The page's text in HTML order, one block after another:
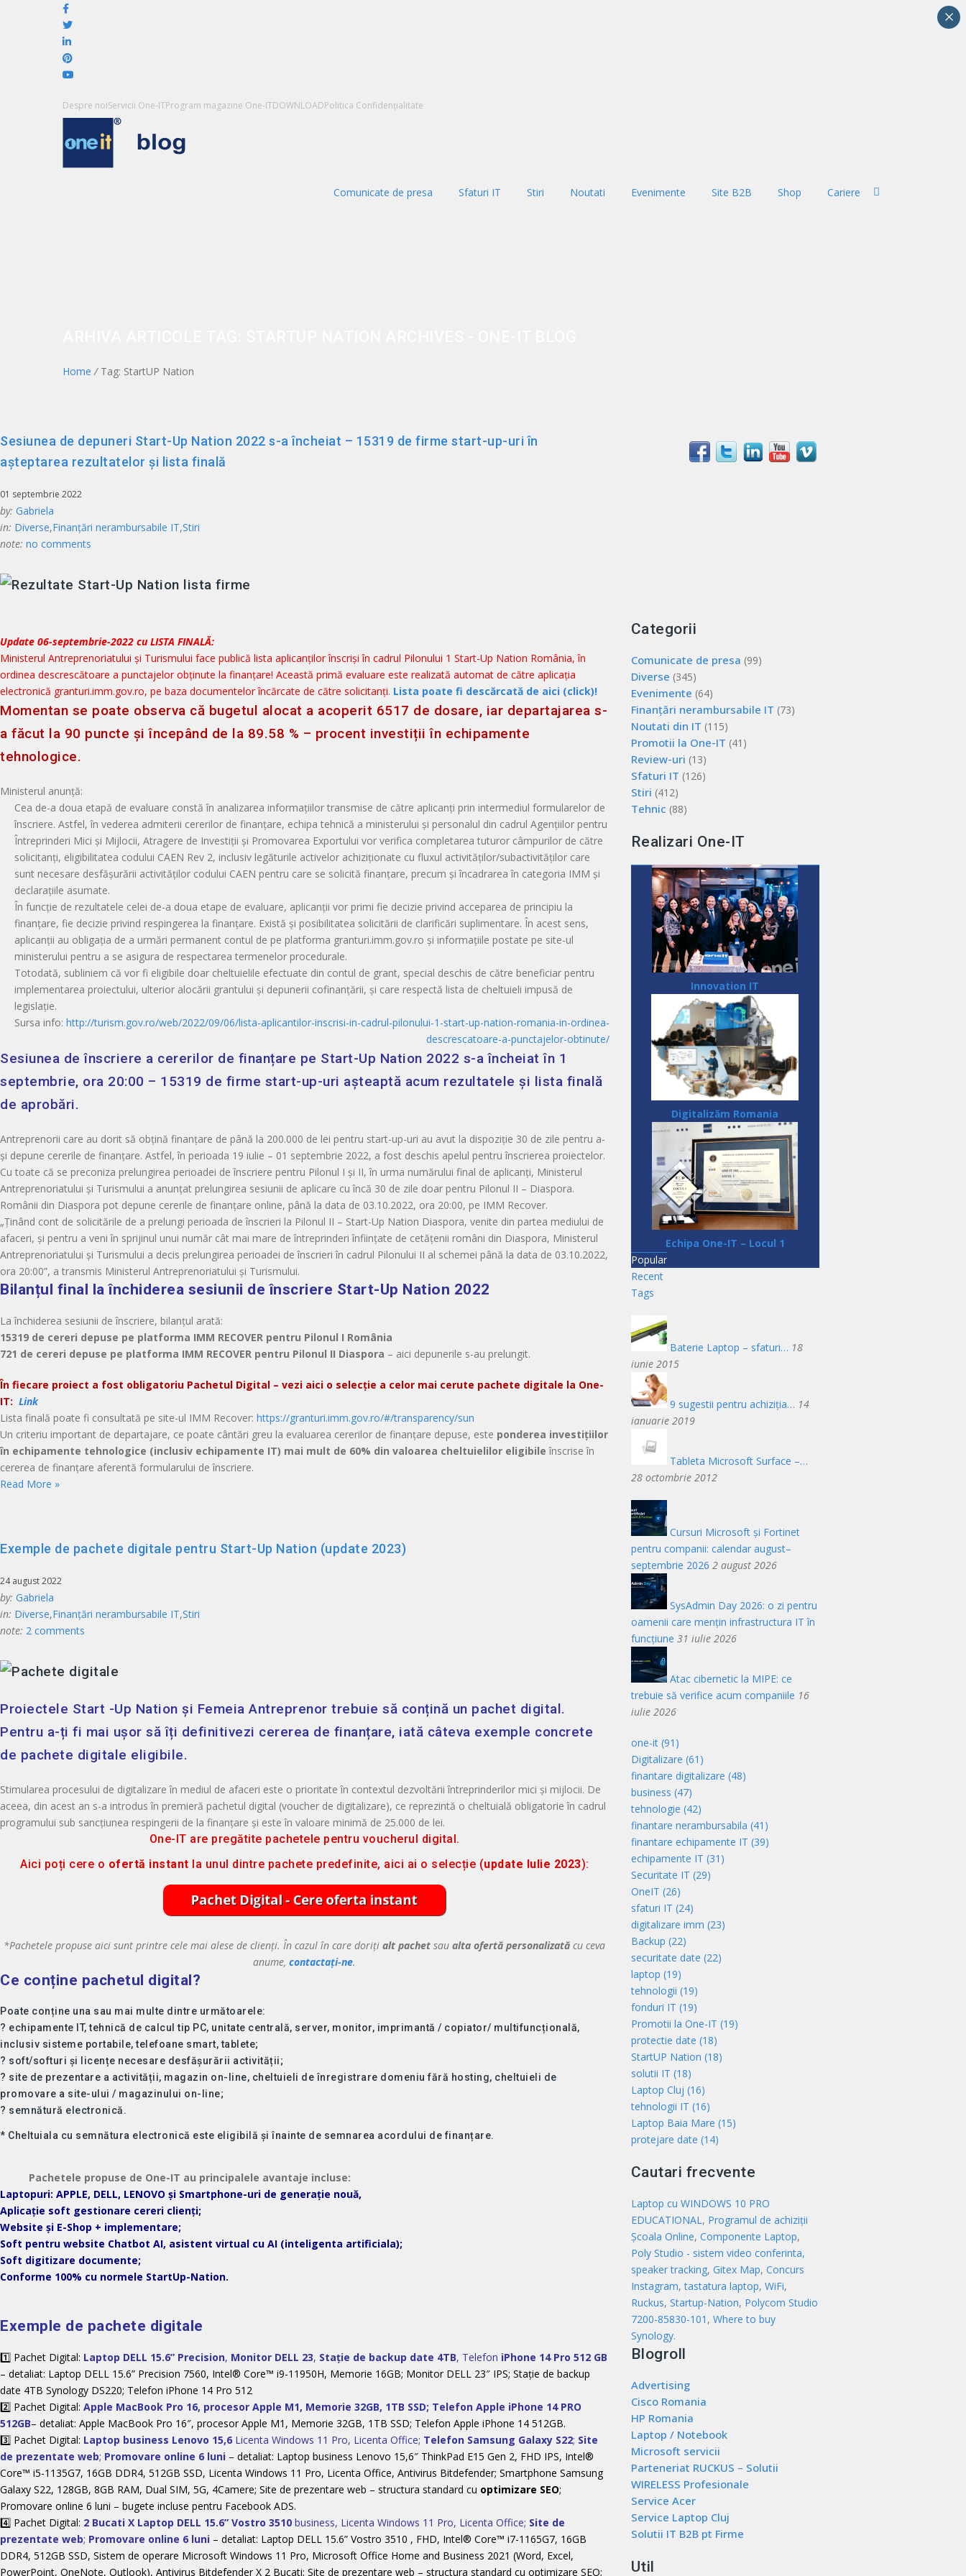
Despre noiServicii One-ITProgram magazine One-ITDOWNLOADPolitica Confidențialitate
Comunicate de presa Sfaturi IT Stiri Noutati Evenimente Site B2B Shop Cariere
Home / Tag: StartUP Nation
Sesiunea de depuneri Start-Up Nation 2022 s-a încheiat – 15319 de firme start-up-uri în
așteptarea rezultatelor și lista finală
01 septembrie 2022
by: Gabriela
in: Diverse,Finanțări nerambursabile IT,Stiri
note: no comments
Update 06-septembrie-2022 cu LISTA FINALĂ:
Ministerul Antreprenoriatului și Turismului face publică lista aplicanților înscriși în cadrul Pilonului 1 Start-Up Nation România, în
ordinea descrescătoare a punctajelor obținute la finanțare! Această primă evaluare este realizată automat de către aplicația
electronică granturi.imm.gov.ro, pe baza documentelor încărcate de către solicitanți. Lista poate fi descărcată de aici (click)!
Momentan se poate observa că bugetul alocat a acoperit 6517 de dosare, iar departajarea s-
a făcut la 90 puncte și începând de la 89.58 % – procent investiții în echipamente
tehnologice.
Ministerul anunță:
Cea de-a doua etapă de evaluare constă în analizarea informațiilor transmise de către aplicanți prin intermediul formularelor de
înscriere. Astfel, în vederea admiterii cererilor de finanțare, echipa tehnică a ministerului și personalul din cadrul Agențiilor pentru
Întreprinderi Mici și Mijlocii, Atragere de Investiții și Promovarea Exportului vor verifica completarea tuturor câmpurilor de către
solicitanți, eligibilitatea codului CAEN Rev 2, inclusiv legăturile activelor achiziționate cu fluxul activităților/subactivităților care
sunt necesare desfășurării activităților codului CAEN pentru care se solicită finanțare, precum și încadrarea în categoria IMM și
declarațiile asumate.
În funcție de rezultatele celei de-a doua etape de evaluare, aplicanții vor primi fie decizie privind acceparea de principiu la
finanțare, fie decizie privind respingerea la finanțare. Există și posibilitatea solicitării de clarificări suplimentare. În acest sens,
aplicanții au obligația de a urmări permanent contul de pe platforma granturi.imm.gov.ro și informațiile postate pe site-ul
ministerului pentru a se asigura de respectarea termenelor procedurale.
Totodată, subliniem că vor fi eligibile doar cheltuielile efectuate din contul de grant, special deschis de către beneficiar pentru
implementarea proiectului, ulterior alocării grantului și depunerii cofinanțării, și care respectă lista de cheltuieli impusă de
legislație.
Sursa info: http://turism.gov.ro/web/2022/09/06/lista-aplicantilor-inscrisi-in-cadrul-pilonului-1-start-up-nation-romania-in-ordinea-
descrescatoare-a-punctajelor-obtinute/
Sesiunea de înscriere a cererilor de finanțare pe Start-Up Nation 2022 s-a încheiat în 1
septembrie, ora 20:00 – 15319 de firme start-up-uri așteaptă acum rezultatele și lista finală
de aprobări.
Antreprenorii care au dorit să obțină finanțare de până la 200.000 de lei pentru start-up-uri au avut la dispoziție 30 de zile pentru a-
și depune cererile de finanțare. Astfel, în perioada 19 iulie – 01 septembrie 2022, a fost deschis apelul pentru înscrierea proiectelor.
Cu toate că se preconiza prelungirea perioadei de înscriere pentru Pilonul I și II, în urma numărului final de aplicanți, Ministerul
Antreprenoriatului și Turismului a anunțat prelungirea sesiunii de aplicare cu încă 30 de zile doar pentru Pilonul II – Diaspora.
Românii din Diaspora pot depune cererile de finanțare online, până la data de 03.10.2022, ora 20:00, pe IMM Recover.
„Ținând cont de solicitările de a prelungi perioada de înscrieri la Pilonul II – Start-Up Nation Diaspora, venite din partea mediului de
afaceri, și pentru a veni în sprijinul unui număr cât mai mare de întreprinderi înființate de cetățenii români din Diaspora, Ministerul
Antreprenoriatului și Turismului a decis prelungirea perioadei de înscrieri în cadrul Pilonului II al schemei până la data de 03.10.2022,
ora 20:00”, a transmis Ministerul Antreprenoriatului și Turismului.
Bilanțul final la închiderea sesiunii de înscriere Start-Up Nation 2022
La închiderea sesiunii de înscriere, bilanțul arată:
15319 de cereri depuse pe platforma IMM RECOVER pentru Pilonul I România
721 de cereri depuse pe platforma IMM RECOVER pentru Pilonul II Diaspora – aici depunerile s-au prelungit.
În fiecare proiect a fost obligatoriu Pachetul Digital – vezi aici o selecție a celor mai cerute pachete digitale la One-
IT: Link
Lista finală poate fi consultată pe site-ul IMM Recover: https://granturi.imm.gov.ro/#/transparency/sun
Un criteriu important de departajare, ce poate cântări greu la evaluarea cererilor de finanțare depuse, este ponderea investițiilor
în echipamente tehnologice (inclusiv echipamente IT) mai mult de 60% din valoarea cheltuielilor eligibile înscrise în
cererea de finanțare aferentă formularului de înscriere.
Read More »
Exemple de pachete digitale pentru Start-Up Nation (update 2023)
24 august 2022
by: Gabriela
in: Diverse,Finanțări nerambursabile IT,Stiri
note: 2 comments
Proiectele Start -Up Nation și Femeia Antreprenor trebuie să conțină un pachet digital.
Pentru a-ți fi mai ușor să îți definitivezi cererea de finanțare, iată câteva exemple concrete
de pachete digitale eligibile.
Stimularea procesului de digitalizare în mediul de afaceri este o prioritate în contextul dezvoltării întreprinderilor mici și mijlocii. De
aceea, din acest an s-a introdus în premieră pachetul digital (voucher de digitalizare), ce reprezintă o cheltuială obligatorie în cadrul
programului sub sancțiunea respingerii de la finanțare și este în valoare minimă de 25.000 de lei.
One-IT are pregătite pachetele pentru voucherul digital.
Aici poți cere o ofertă instant la unul dintre pachete predefinite, aici ai o selecție (update Iulie 2023):
*Pachetele propuse aici sunt printre cele mai alese de clienți. În cazul în care dorițialt pachet saualta ofertă personalizată cu ceva
anume,contactați-ne.
Ce conține pachetul digital?
Poate conține una sau mai multe dintre următoarele:
? echipamente IT, tehnică de calcul tip PC, unitate centrală, server, monitor, imprimantă / copiator/ multifuncțională,
inclusiv sisteme portabile, telefoane smart, tablete;
? soft/softuri și licențe necesare desfășurării activității;
? site de prezentare a activității, magazin on-line, cheltuieli de înregistrare domeniu fără hosting, cheltuieli de
promovare a site-ului / magazinului on-line;
? semnătură electronică.
* Cheltuiala cu semnătura electronică este eligibilă și înainte de semnarea acordului de finanțare.
Pachetele propuse de One-IT au principalele avantaje incluse:
Laptopuri: APPLE, DELL, LENOVO și Smartphone-uri de generație nouă,
Aplicație soft gestionare cereri clienți;
Website și E-Shop + implementare;
Soft pentru website Chatbot AI, asistent virtual cu AI (inteligenta artificiala);
Soft digitizare documente;
Conforme 100% cu normele StartUp-Nation.
Exemple de pachete digitale
1️⃣ Pachet Digital: Laptop DELL 15.6” Precision, Monitor DELL 23, Stație de backup date 4TB, Telefon iPhone 14 Pro 512 GB
– detaliat: Laptop DELL 15.6” Precision 7560, Intel® Core™ i9-11950H, Memorie 16GB; Monitor DELL 23″ IPS; Stație de backup
date 4TB Synology DS220; Telefon iPhone 14 Pro 512
2️⃣ Pachet Digital: Apple MacBook Pro 16, procesor Apple M1, Memorie 32GB, 1TB SSD; Telefon Apple iPhone 14 PRO
512GB– detaliat: Apple MacBook Pro 16″, procesor Apple M1, Memorie 32GB, 1TB SSD; Telefon Apple iPhone 14 512GB.
3️⃣ Pachet Digital: Laptop business Lenovo 15,6 Licenta Windows 11 Pro, Licenta Office; Telefon Samsung Galaxy S22; Site
de prezentate web; Promovare online 6 luni – detaliat: Laptop business Lenovo 15,6″ ThinkPad E15 Gen 2, FHD IPS, Intel®
Core™ i5-1135G7, 16GB DDR4, 512GB SSD, Licenta Windows 11 Pro, Licenta Office, Antivirus Bitdefender; Smartphone Samsung
Galaxy S22, 128GB, 8GB RAM, Dual SIM, 5G, 4Camere; Site de prezentare web – structura standard cu optimizare SEO;
Promovare online 6 luni – bugete incluse pentru Facebook ADS.
4️⃣ Pachet Digital: 2 Bucati X Laptop DELL 15.6” Vostro 3510 business, Licenta Windows 11 Pro, Licenta Office; Site de
prezentate web; Promovare online 6 luni – detaliat: Laptop DELL 15.6” Vostro 3510 , FHD, Intel® Core™ i7-1165G7, 16GB
DDR4, 512GB SSD, Sistem de operare Microsoft Windows 11 Pro, Microsoft Office Home and Business 2021 (Word, Excel,
PowerPoint, OneNote, Outlook), Antivirus Bitdefender X 2 Bucati; Site de prezentare web – structura standard cu optimizare SEO;
Categorii
Comunicate de presa (99)
Diverse (345)
Evenimente (64)
Finanțări nerambursabile IT (73)
Noutati din IT (115)
Promotii la One-IT (41)
Review-uri (13)
Sfaturi IT (126)
Stiri (412)
Tehnic (88)
Realizari One-IT
Innovation IT
Digitalizăm Romania
Echipa One-IT – Locul 1
Popular
Recent
Tags
Baterie Laptop – sfaturi… 18
iunie 2015
9 sugestii pentru achiziția… 14
ianuarie 2019
Tableta Microsoft Surface –…
28 octombrie 2012
Cursuri Microsoft și Fortinet
pentru companii: calendar august–
septembrie 2026 2 august 2026
SysAdmin Day 2026: o zi pentru
oamenii care mențin infrastructura IT în
funcțiune 31 iulie 2026
Atac cibernetic la MIPE: ce
trebuie să verifice acum companiile 16
iulie 2026
one-it (91)
Digitalizare (61)
finantare digitalizare (48)
business (47)
tehnologie (42)
finantare nerambursabila (41)
finantare echipamente IT (39)
echipamente IT (31)
Securitate IT (29)
OneIT (26)
sfaturi IT (24)
digitalizare imm (23)
Backup (22)
securitate date (22)
laptop (19)
tehnologii (19)
fonduri IT (19)
Promotii la One-IT (19)
protectie date (18)
StartUP Nation (18)
solutii IT (18)
Laptop Cluj (16)
tehnologii IT (16)
Laptop Baia Mare (15)
protejare date (14)
Cautari frecvente
Laptop cu WINDOWS 10 PRO
EDUCATIONAL, Programul de achiziții
Școala Online, Componente Laptop,
Poly Studio - sistem video conferinta,
speaker tracking, Gitex Map, Concurs
Instagram,tastatura laptop, WiFi,
Ruckus, Startup-Nation, Polycom Studio
7200-85830-101 , Where to buy
Synology.
Blogroll
Advertising
Cisco Romania
HP Romania
Laptop / Notebook
Microsoft servicii
Parteneriat RUCKUS – Solutii
WIRELESS Profesionale
Service Acer
Service Laptop Cluj
Solutii IT B2B pt Firme
Util
×